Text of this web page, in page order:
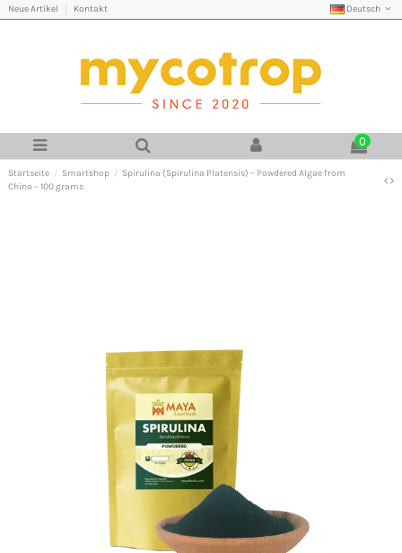
Neue Artikel Kontakt Deutsch
0
Startseite Smartshop
Spirulina (Spirulina Platensis) – Powdered Algae from
China – 100 grams